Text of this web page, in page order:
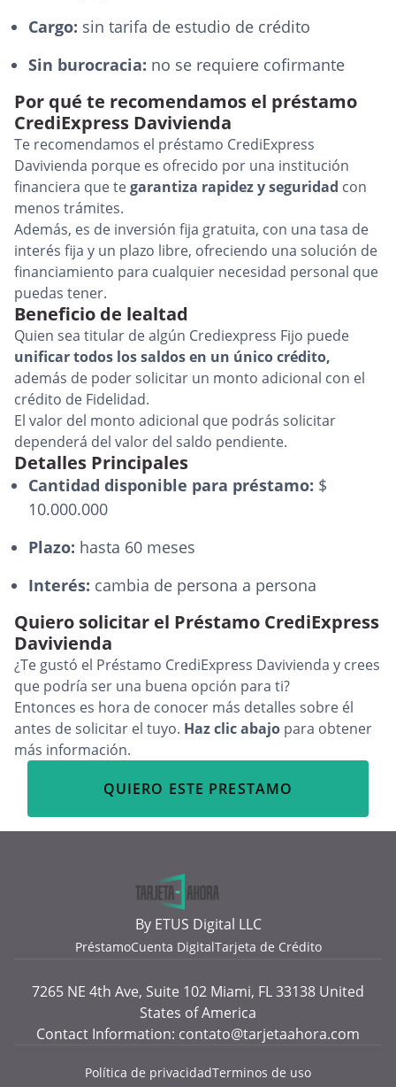
Cargo: sin tarifa de estudio de crédito
Sin burocracia: no se requiere cofirmante
Por qué te recomendamos el préstamo
CrediExpress Davivienda
Te recomendamos el préstamo CrediExpress
Davivienda porque es ofrecido por una institución
financiera que tegarantiza rapidez y seguridad con
menos trámites.
Además, es de inversión fija gratuita, con una tasa de
interés fija y un plazo libre, ofreciendo una solución de
financiamiento para cualquier necesidad personal que
puedas tener.
Beneficio de lealtad
Quien sea titular de algún Crediexpress Fijo puede
unificar todos los saldos en un único crédito,
además de poder solicitar un monto adicional con el
crédito de Fidelidad.
El valor del monto adicional que podrás solicitar
dependerá del valor del saldo pendiente.
Detalles Principales
Cantidad disponible para préstamo: $
10.000.000
Plazo: hasta 60 meses
Interés: cambia de persona a persona
Quiero solicitar el Préstamo CrediExpress
Davivienda
¿Te gustó el Préstamo CrediExpress Davivienda y crees
que podría ser una buena opción para ti?
Entonces es hora de conocer más detalles sobre él
antes de solicitar el tuyo. Haz clic abajo para obtener
más información.
QUIERO ESTE PRESTAMO
By ETUS Digital LLC
PréstamoCuenta DigitalTarjeta de Crédito
7265 NE 4th Ave, Suite 102 Miami, FL 33138 United
States of America
Contact Information: contato@tarjetaahora.com
Política de privacidadTerminos de uso